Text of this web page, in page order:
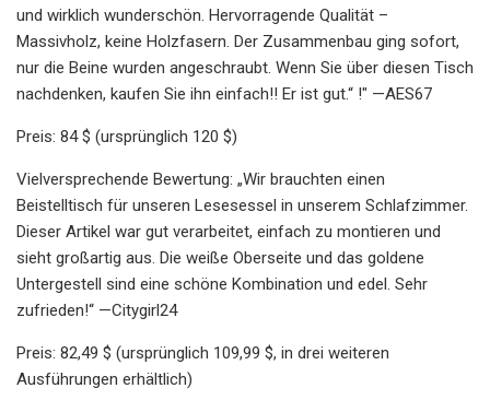
und wirklich wunderschön. Hervorragende Qualität –
Massivholz, keine Holzfasern. Der Zusammenbau ging sofort,
nur die Beine wurden angeschraubt. Wenn Sie über diesen Tisch
nachdenken, kaufen Sie ihn einfach!! Er ist gut.“ !" —AES67
Preis: 84 $ (ursprünglich 120 $)
Vielversprechende Bewertung: „Wir brauchten einen
Beistelltisch für unseren Lesesessel in unserem Schlafzimmer.
Dieser Artikel war gut verarbeitet, einfach zu montieren und
sieht großartig aus. Die weiße Oberseite und das goldene
Untergestell sind eine schöne Kombination und edel. Sehr
zufrieden!“ —Citygirl24
Preis: 82,49 $ (ursprünglich 109,99 $, in drei weiteren
Ausführungen erhältlich)